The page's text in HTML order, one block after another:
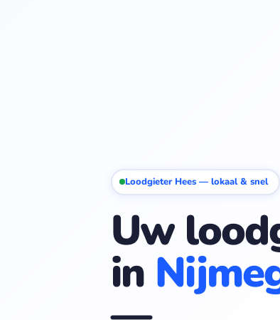
Loodgieter Hees — lokaal & snel
Uw
in